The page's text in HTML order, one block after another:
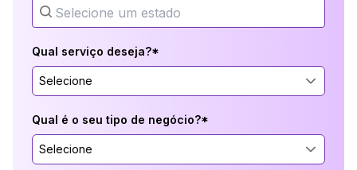
Qual serviço deseja?*
Selecione
Qual é o seu tipo de negócio?*
Selecione